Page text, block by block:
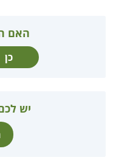
האם
כן
יש